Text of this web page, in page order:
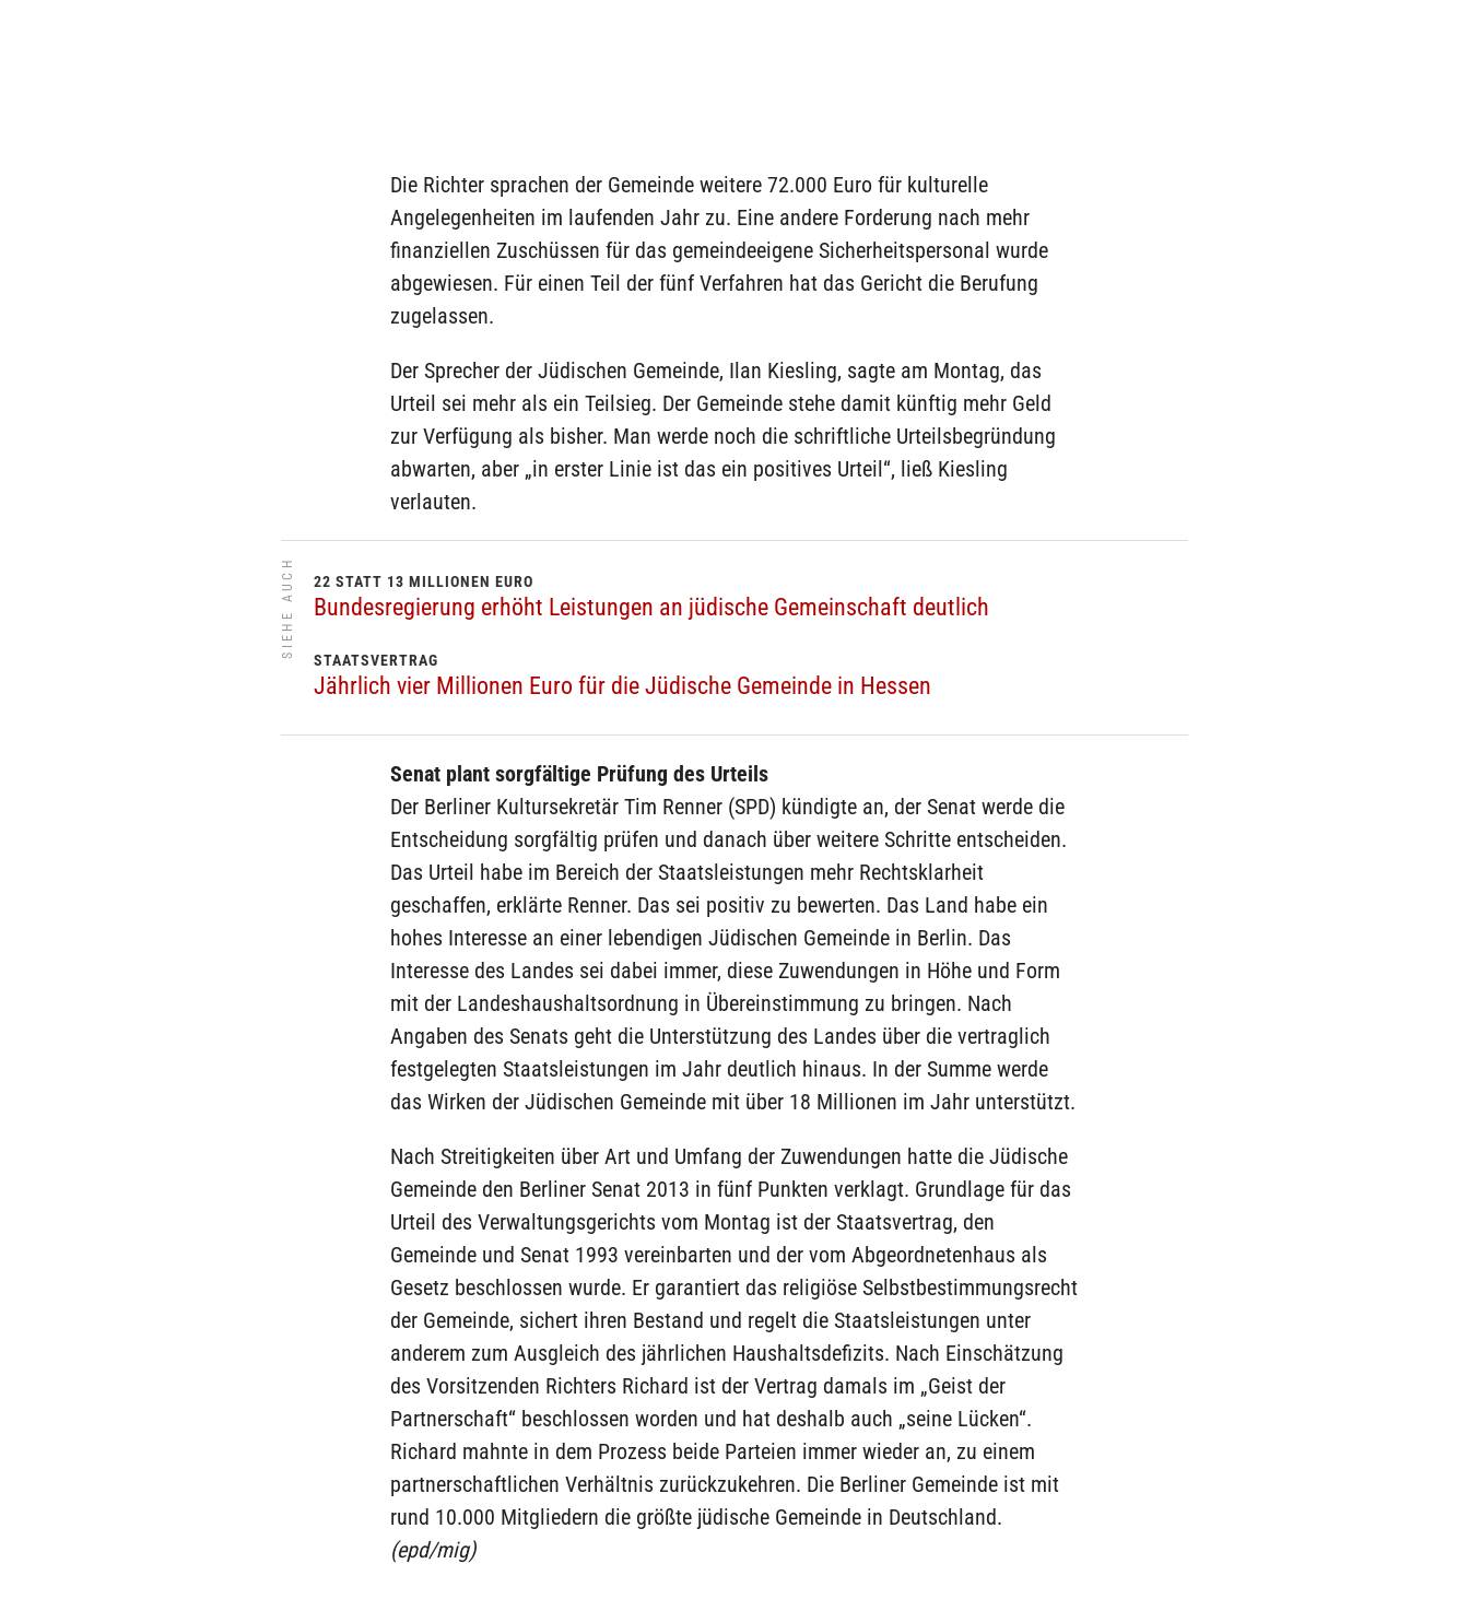
Die Richter sprachen der Gemeinde weitere 72.000 Euro für kulturelle
Angelegenheiten im laufenden Jahr zu. Eine andere Forderung nach mehr
finanziellen Zuschüssen für das gemeindeeigene Sicherheitspersonal wurde
abgewiesen. Für einen Teil der fünf Verfahren hat das Gericht die Berufung
zugelassen.
Der Sprecher der Jüdischen Gemeinde, Ilan Kiesling, sagte am Montag, das
Urteil sei mehr als ein Teilsieg. Der Gemeinde stehe damit künftig mehr Geld
zur Verfügung als bisher. Man werde noch die schriftliche Urteilsbegründung
abwarten, aber „in erster Linie ist das ein positives Urteil“, ließ Kiesling
verlauten.
SIEHE AUCH 22 STATT 13 MILLIONEN EURO
Bundesregierung erhöht Leistungen an jüdische Gemeinschaft deutlich
STAATSVERTRAG
Jährlich vier Millionen Euro für die Jüdische Gemeinde in Hessen
Senat plant sorgfältige Prüfung des Urteils
Der Berliner Kultursekretär Tim Renner (SPD) kündigte an, der Senat werde die
Entscheidung sorgfältig prüfen und danach über weitere Schritte entscheiden.
Das Urteil habe im Bereich der Staatsleistungen mehr Rechtsklarheit
geschaffen, erklärte Renner. Das sei positiv zu bewerten. Das Land habe ein
hohes Interesse an einer lebendigen Jüdischen Gemeinde in Berlin. Das
Interesse des Landes sei dabei immer, diese Zuwendungen in Höhe und Form
mit der Landeshaushaltsordnung in Übereinstimmung zu bringen. Nach
Angaben des Senats geht die Unterstützung des Landes über die vertraglich
festgelegten Staatsleistungen im Jahr deutlich hinaus. In der Summe werde
das Wirken der Jüdischen Gemeinde mit über 18 Millionen im Jahr unterstützt.
Nach Streitigkeiten über Art und Umfang der Zuwendungen hatte die Jüdische
Gemeinde den Berliner Senat 2013 in fünf Punkten verklagt. Grundlage für das
Urteil des Verwaltungsgerichts vom Montag ist der Staatsvertrag, den
Gemeinde und Senat 1993 vereinbarten und der vom Abgeordnetenhaus als
Gesetz beschlossen wurde. Er garantiert das religiöse Selbstbestimmungsrecht
der Gemeinde, sichert ihren Bestand und regelt die Staatsleistungen unter
anderem zum Ausgleich des jährlichen Haushaltsdefizits. Nach Einschätzung
des Vorsitzenden Richters Richard ist der Vertrag damals im „Geist der
Partnerschaft“ beschlossen worden und hat deshalb auch „seine Lücken“.
Richard mahnte in dem Prozess beide Parteien immer wieder an, zu einem
partnerschaftlichen Verhältnis zurückzukehren. Die Berliner Gemeinde ist mit
rund 10.000 Mitgliedern die größte jüdische Gemeinde in Deutschland.
(epd/mig)